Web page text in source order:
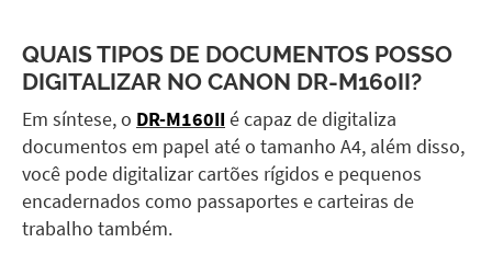
QUAIS TIPOS DE DOCUMENTOS POSSO
DIGITALIZAR NO CANON DR-M160II?
Em síntese, o DR-M160II é capaz de digitaliza
documentos em papel até o tamanho A4, além disso,
você pode digitalizar cartões rígidos e pequenos
encadernados como passaportes e carteiras de
trabalho também.